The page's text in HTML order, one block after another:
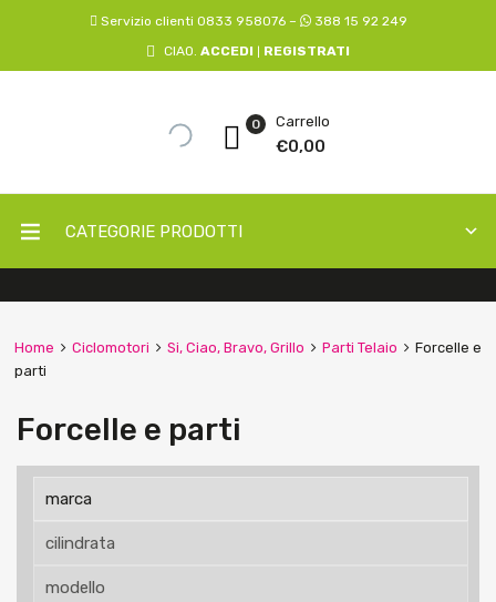
Servizio clienti 0833 958076 –
388 15 92 249
CIAO. ACCEDI REGISTRATI
Carrello
€0,00
0
CATEGORIE PRODOTTI
Home Ciclomotori Si, Ciao, Bravo, Grillo Parti Telaio
Forcelle e
parti
Forcelle e parti